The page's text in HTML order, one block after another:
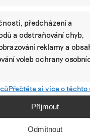
předcházení a
a odstraňování chyb,
reklamy a
voleb ochrany
Přečtěte si více o těchto
Příjmout
Odmítnout
akcelerační zóny i
BOOKY